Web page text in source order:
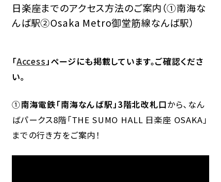
日楽座までのアクセス方法のご案内（①南海な
んば駅②Osaka Metro御堂筋線なんば駅）
「Access 」ページにも掲載しています。ご確認くださ
い。
①南海電鉄「南海なんば駅」3階北改札口から、なん
ばパークス8階「THE SUMO HALL 日楽座 OSAKA」
までの行き方をご案内！